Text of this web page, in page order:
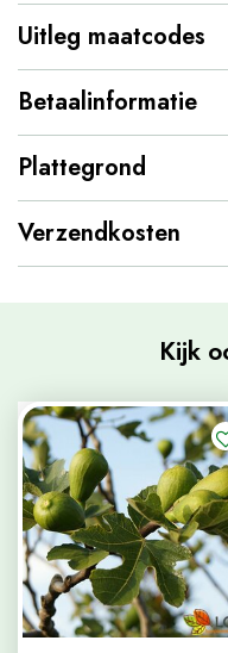
Uitleg maatcodes
Betaalinformatie
Plattegrond
Verzendkosten
Kijk